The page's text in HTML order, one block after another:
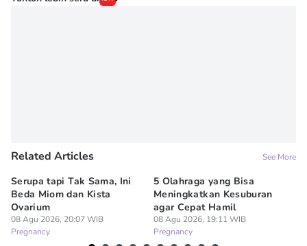
Related Articles See More
Serupa tapi Tak Sama, Ini
Beda Miom dan Kista
Ovarium
08 Agu 2026, 20:07 WIB
Pregnancy
5 Olahraga yang Bisa
Meningkatkan Kesuburan
agar Cepat Hamil
08 Agu 2026, 19:11 WIB
Pregnancy